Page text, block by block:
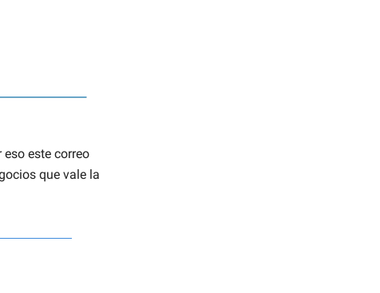
este correo
que vale la